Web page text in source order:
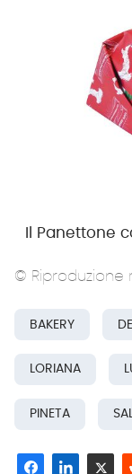
Il Panettone
© Riproduzione
BAKERY
LORIANA
PINETA